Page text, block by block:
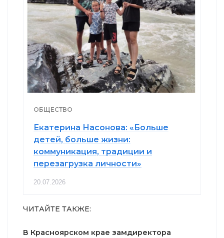
ОБЩЕСТВО
Екатерина Насонова: «Больше
детей, больше жизни:
коммуникация, традиции и
перезагрузка личности»
20.07.2026
ЧИТАЙТЕ ТАКЖЕ:
В Красноярском крае замдиректора